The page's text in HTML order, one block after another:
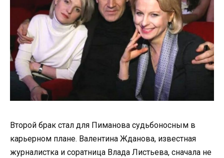
Второй брак стал для Пиманова судьбоносным в
карьерном плане. Валентина Жданова, известная
журналистка и соратница Влада Листьева, сначала не